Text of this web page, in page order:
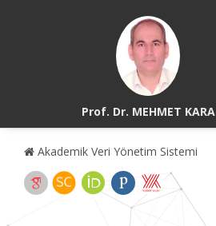
Prof. Dr. MEHMET KARA
Akademik Veri Yönetim Sistemi